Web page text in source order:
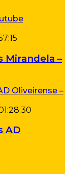
Mirandela –
AD